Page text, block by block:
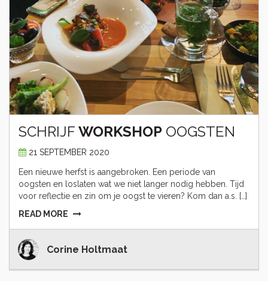
SCHRIJF WORKSHOP OOGSTEN
21 SEPTEMBER 2020
Een nieuwe herfst is aangebroken. Een periode van
oogsten en loslaten wat we niet langer nodig hebben. Tijd
voor reflectie en zin om je oogst te vieren? Kom dan a.s. […]
READ MORE
Corine Holtmaat